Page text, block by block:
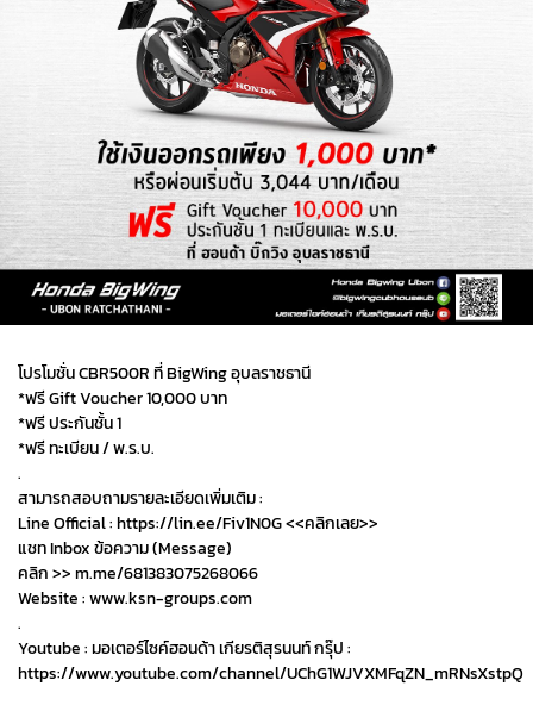
โปรโมชั่น CBR500R ที่ BigWing อุบลราชธานี
*ฟรี Gift Voucher 10,000 บาท
*ฟรี ประกันชั้น 1
*ฟรี ทะเบียน / พ.ร.บ.
.
สามารถสอบถามรายละเอียดเพิ่มเติม :
Line Official : https://lin.ee/Fiv1N0G <<คลิกเลย>>
แชท Inbox ข้อความ (Message)
คลิก >> m.me/681383075268066
Website : www.ksn-groups.com
.
Youtube : มอเตอร์ไซค์ฮอนด้า เกียรติสุรนนท์ กรุ๊ป :
https://www.youtube.com/channel/UChG1WJVXMFqZN_mRNsXstpQ